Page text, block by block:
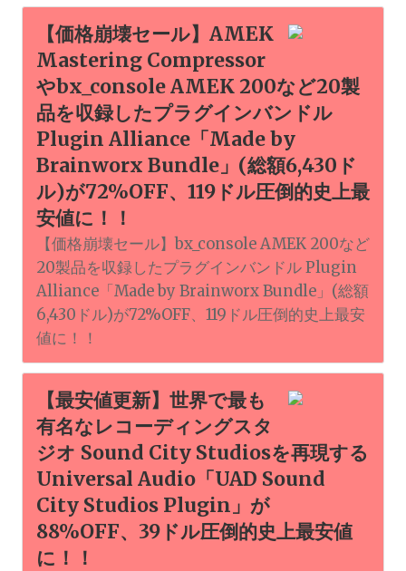
【価格崩壊セール】AMEK
Mastering Compressor
やbx_console AMEK 200など20製
品を収録したプラグインバンドル
Plugin Alliance「Made by
Brainworx Bundle」(総額6,430ド
ル)が72%OFF、119ドル圧倒的史上最
安値に！！
【価格崩壊セール】bx_console AMEK 200など
20製品を収録したプラグインバンドル Plugin
Alliance「Made by Brainworx Bundle」(総額
6,430ドル)が72%OFF、119ドル圧倒的史上最安
値に！！
【最安値更新】世界で最も
有名なレコーディングスタ
ジオ Sound City Studiosを再現する
Universal Audio「UAD Sound
City Studios Plugin」が
88%OFF、39ドル圧倒的史上最安値
に！！